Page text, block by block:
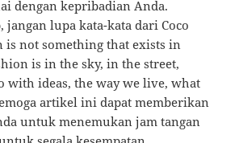
dengan kepribadian Anda.
jangan lupa kata-kata dari Coco
is not something that exists in
is in the sky, in the street,
with ideas, the way we live, what
artikel ini dapat memberikan
untuk menemukan jam tangan